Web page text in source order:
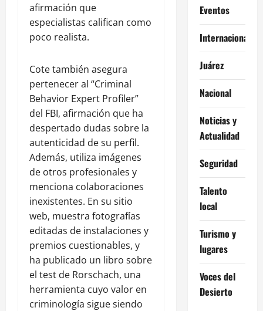
afirmación que
especialistas califican como
poco realista.
Cote también asegura
pertenecer al “Criminal
Behavior Expert Profiler”
del FBI, afirmación que ha
despertado dudas sobre la
autenticidad de su perfil.
Además, utiliza imágenes
de otros profesionales y
menciona colaboraciones
inexistentes. En su sitio
web, muestra fotografías
editadas de instalaciones y
premios cuestionables, y
ha publicado un libro sobre
el test de Rorschach, una
herramienta cuyo valor en
criminología sigue siendo
Eventos
Internacional
Juárez
Nacional
Noticias y
Actualidad
Seguridad
Talento
local
Turismo y
lugares
Voces del
Desierto